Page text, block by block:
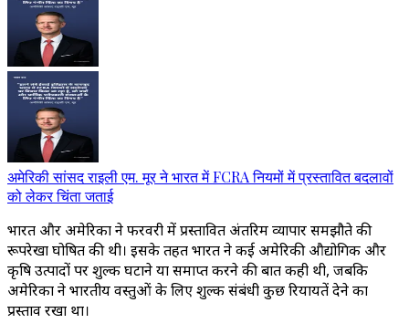
अमेरिकी सांसद राइली एम. मूर ने भारत में FCRA नियमों में प्रस्तावित बदलावों
को लेकर चिंता जताई
भारत और अमेरिका ने फरवरी में प्रस्तावित अंतरिम व्यापार समझौते की
रूपरेखा घोषित की थी। इसके तहत भारत ने कई अमेरिकी औद्योगिक और
कृषि उत्पादों पर शुल्क घटाने या समाप्त करने की बात कही थी, जबकि
अमेरिका ने भारतीय वस्तुओं के लिए शुल्क संबंधी कुछ रियायतें देने का
प्रस्ताव रखा था।